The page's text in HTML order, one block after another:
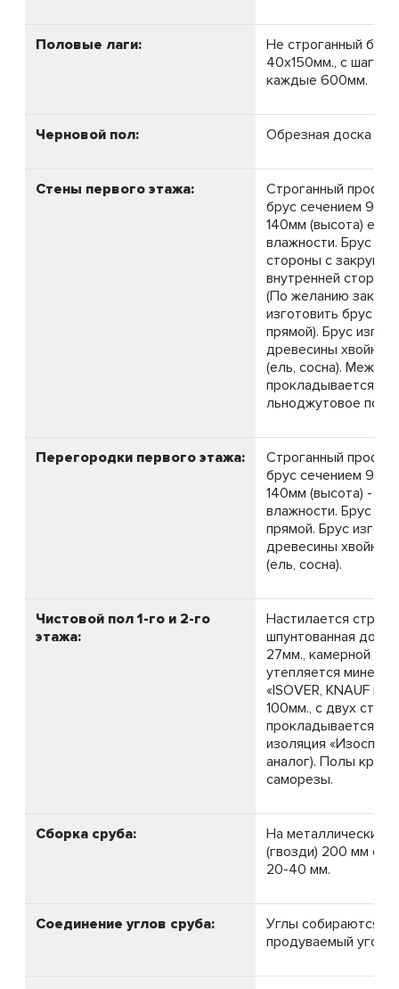
Половые лаги:
Не строганный брус
40х150мм., с шагом
каждые 600мм.
Черновой пол: Обрезная доска
Стены первого этажа:
Строганный
брус сечением
140мм (высота)
влажности. Брус с
стороны с
внутренней
(По желанию
изготовить брус с
прямой). Брус
древесины хвойных
(ель, сосна). Между
прокладывается
льноджутовое
Перегородки первого этажа:
Строганный
брус сечением
140мм (высота) -
влажности. Брус с
прямой. Брус
древесины хвойных
(ель, сосна).
Чистовой пол 1-го и 2-го
этажа:
Настилается
шпунтованная
27мм., камерной
утепляется
«ISOVER, KNAUF или
100мм., с двух
прокладывается
изоляция «Изоспан
аналог). Полы
саморезы.
Сборка сруба:
На металлические
(гвозди) 200 мм с
20-40 мм.
Соединение углов сруба:
Углы собираются в
продуваемый угол»